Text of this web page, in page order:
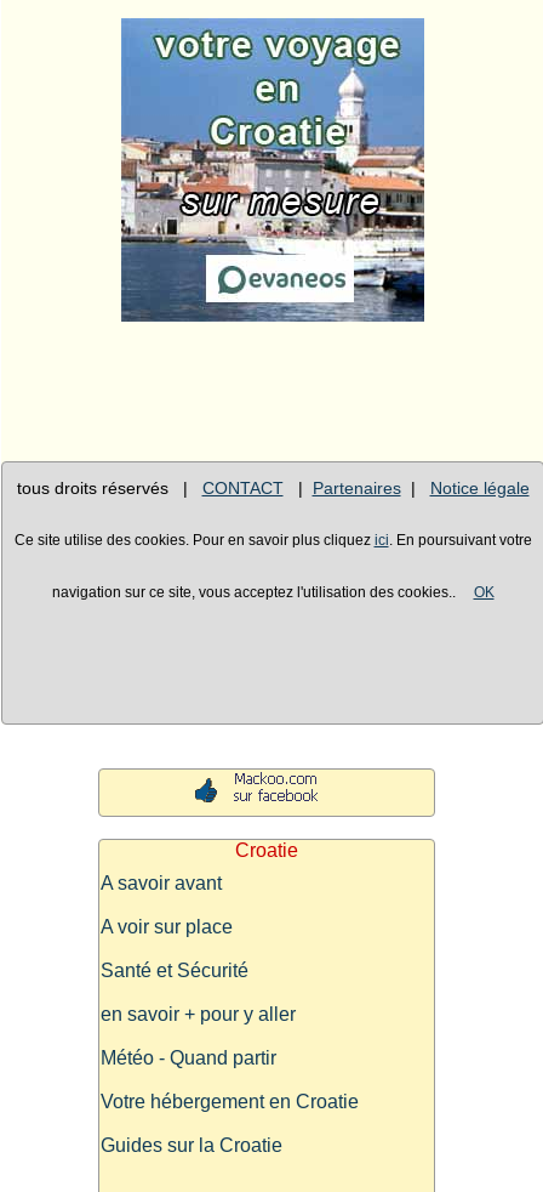
tous droits réservés | CONTACT| Partenaires| Notice légale
Ce site utilise des cookies. Pour en savoir plus cliquez ici . En poursuivant votre
navigation sur ce site, vous acceptez l'utilisation des cookies.. OK
Croatie
A savoir avant
A voir sur place
Santé et Sécurité
en savoir + pour y aller
Météo - Quand partir
Votre hébergement en Croatie
Guides sur la Croatie